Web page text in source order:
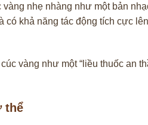
nhẹ nhàng như một bản
có khả năng tác động tích cực
vàng như một “liều thuốc an
thể